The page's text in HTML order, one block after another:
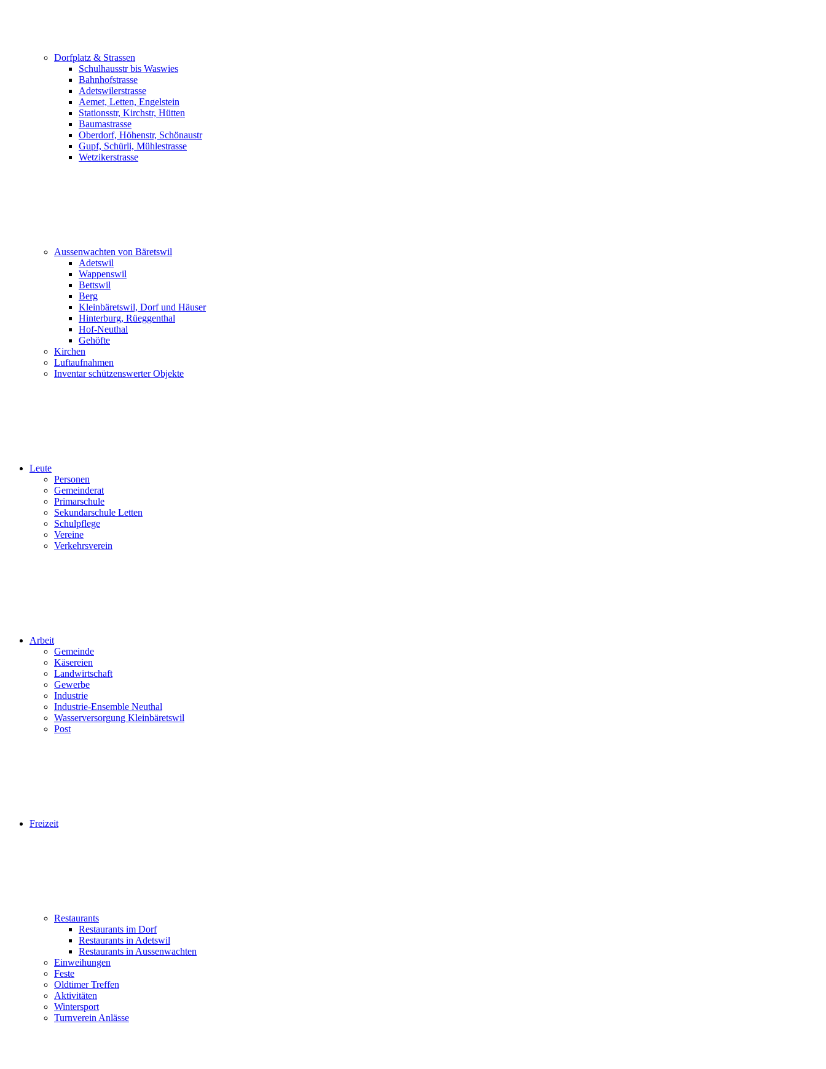
Dorfplatz & Strassen
Schulhausstr bis Waswies
Bahnhofstrasse
Adetswilerstrasse
Aemet, Letten, Engelstein
Stationsstr, Kirchstr, Hütten
Baumastrasse
Oberdorf, Höhenstr, Schönaustr
Gupf, Schürli, Mühlestrasse
Wetzikerstrasse
Aussenwachten von Bäretswil
Adetswil
Wappenswil
Bettswil
Berg
Kleinbäretswil, Dorf und Häuser
Hinterburg, Rüeggenthal
Hof-Neuthal
Gehöfte
Kirchen
Luftaufnahmen
Inventar schützenswerter Objekte
Leute
Personen
Gemeinderat
Primarschule
Sekundarschule Letten
Schulpflege
Vereine
Verkehrsverein
Arbeit
Gemeinde
Käsereien
Landwirtschaft
Gewerbe
Industrie
Industrie-Ensemble Neuthal
Wasserversorgung Kleinbäretswil
Post
Freizeit
Restaurants
Restaurants im Dorf
Restaurants in Adetswil
Restaurants in Aussenwachten
Einweihungen
Feste
Oldtimer Treffen
Aktivitäten
Wintersport
Turnverein Anlässe